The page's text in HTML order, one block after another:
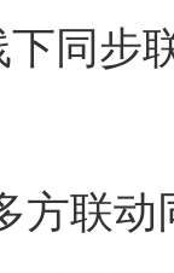
同步
联动